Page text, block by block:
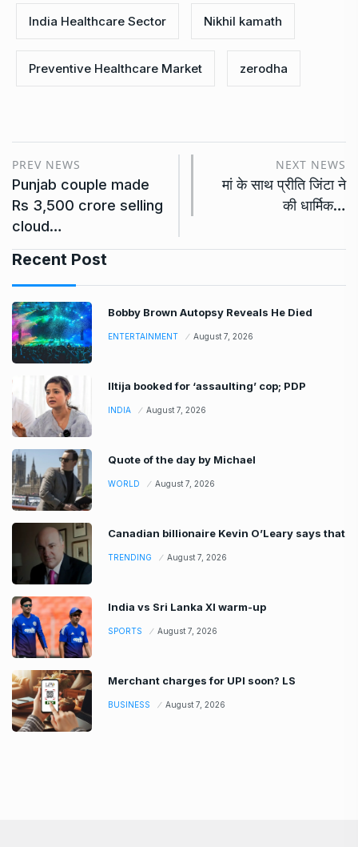
India Healthcare Sector Nikhil kamath
Preventive Healthcare Market zerodha
PREV NEWS
Punjab couple made
Rs 3,500 crore selling
cloud…
NEXT NEWS
मां के साथ प्रीति जिंटा ने
की धार्मिक…
Recent Post
Bobby Brown Autopsy Reveals He Died
ENTERTAINMENT August 7, 2026
Iltija booked for ‘assaulting’ cop; PDP
INDIA August 7, 2026
Quote of the day by Michael
WORLD August 7, 2026
Canadian billionaire Kevin O’Leary says that
TRENDING August 7, 2026
India vs Sri Lanka XI warm-up
SPORTS August 7, 2026
Merchant charges for UPI soon? LS
BUSINESS August 7, 2026